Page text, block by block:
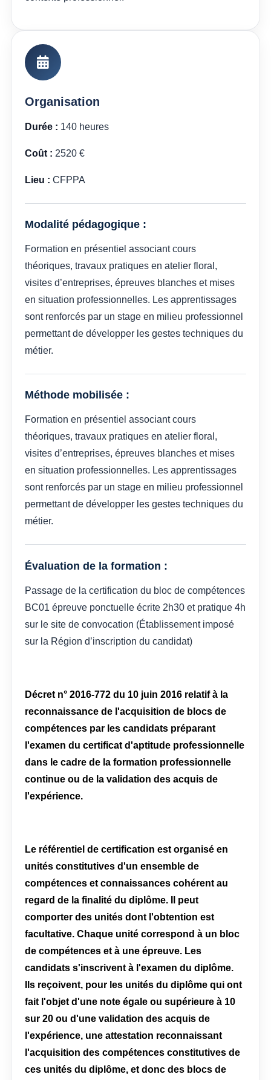
Organisation
Durée : 140 heures
Coût : 2520 €
Lieu : CFPPA
Modalité pédagogique :
Formation en présentiel associant cours
théoriques, travaux pratiques en atelier floral,
visites d’entreprises, épreuves blanches et mises
en situation professionnelles. Les apprentissages
sont renforcés par un stage en milieu professionnel
permettant de développer les gestes techniques du
métier.
Méthode mobilisée :
Formation en présentiel associant cours
théoriques, travaux pratiques en atelier floral,
visites d’entreprises, épreuves blanches et mises
en situation professionnelles. Les apprentissages
sont renforcés par un stage en milieu professionnel
permettant de développer les gestes techniques du
métier.
Évaluation de la formation :
Passage de la certification du bloc de compétences
BC01 épreuve ponctuelle écrite 2h30 et pratique 4h
sur le site de convocation (Établissement imposé
sur la Région d’inscription du candidat)
Décret n° 2016-772 du 10 juin 2016 relatif à la
reconnaissance de l'acquisition de blocs de
compétences par les candidats préparant
l'examen du certificat d'aptitude professionnelle
dans le cadre de la formation professionnelle
continue ou de la validation des acquis de
l'expérience.
Le référentiel de certification est organisé en
unités constitutives d'un ensemble de
compétences et connaissances cohérent au
regard de la finalité du diplôme. Il peut
comporter des unités dont l'obtention est
facultative. Chaque unité correspond à un bloc
de compétences et à une épreuve. Les
candidats s'inscrivent à l'examen du diplôme.
Ils reçoivent, pour les unités du diplôme qui ont
fait l'objet d'une note égale ou supérieure à 10
sur 20 ou d'une validation des acquis de
l'expérience, une attestation reconnaissant
l'acquisition des compétences constitutives de
ces unités du diplôme, et donc des blocs de